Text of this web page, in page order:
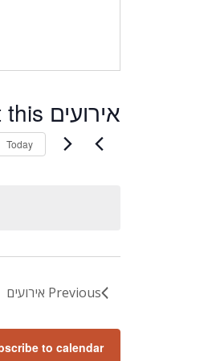
אירועים at this מקום
Today
Previous אירועים
to calendar